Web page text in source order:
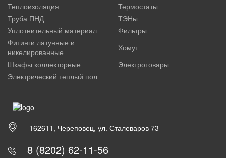
Теплоизоляция
Термостаты
Труба ПНД
ТЭНы
Уплотнительный материал
Фильтры
Фитинги латунные и
никелированные
Хомут
Шкафы коллекторные
Электротовары
Электрический теплый пол
162611, Череповец, ул. Сталеваров 73
8 (8202) 62-11-56